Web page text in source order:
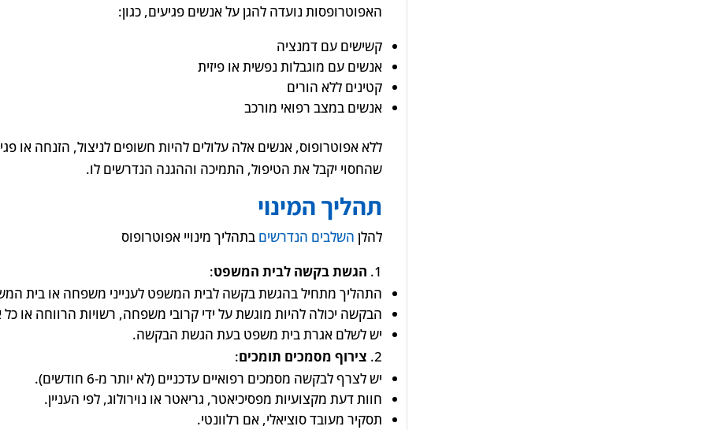
האפוטרופסות נועדה להגן על אנשים פגיעים, כגון:
קשישים עם דמנציה
אנשים עם מוגבלות נפשית או פיזית
קטינים ללא הורים
אנשים במצב רפואי מורכב
ללא אפוטרופוס, אנשים אלה עלולים להיות חשופים לניצול, הזנחה או
שהחסוי יקבל את הטיפול, התמיכה וההגנה הנדרשים לו.
תהליך המינוי
להלן השלבים הנדרשים בתהליך מינויי אפוטרופוס
הגשת בקשה לבית המשפט:
התהליך מתחיל בהגשת בקשה לבית המשפט לענייני משפחה או בית
הבקשה יכולה להיות מוגשת על ידי קרובי משפחה, רשויות הרווחה או כל
יש לשלם אגרת בית משפט בעת הגשת הבקשה.
צירוף מסמכים תומכים:
יש לצרף לבקשה מסמכים רפואיים עדכניים (לא יותר מ-6 חודשים).
חוות דעת מקצועיות מפסיכיאטר, גריאטר או נוירולוג, לפי העניין.
תסקיר מעובד סוציאלי, אם רלוונטי.